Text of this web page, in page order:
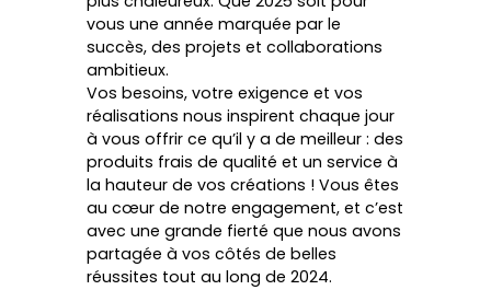
vous une année marquée par le
succès, des projets et collaborations
ambitieux.
Vos besoins, votre exigence et vos
réalisations nous inspirent chaque jour
à vous offrir ce qu’il y a de meilleur : des
produits frais de qualité et un service à
la hauteur de vos créations ! Vous êtes
au cœur de notre engagement, et c’est
avec une grande fierté que nous avons
partagée à vos côtés de belles
réussites tout au long de 2024.